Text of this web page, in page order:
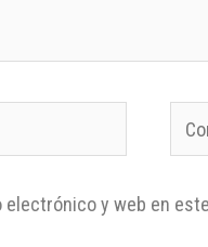
electrónico y web en